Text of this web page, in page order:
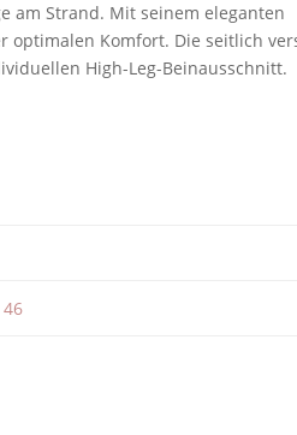
am Strand. Mit seinem eleganten
optimalen Komfort. Die seitlich
High-Leg-Beinausschnitt.
46